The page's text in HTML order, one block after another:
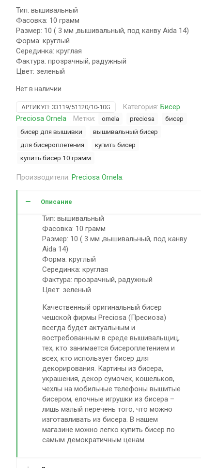
составляла
14.00 грн..
Тип: вышивальный
Фасовка: 10 грамм
Размер: 10 ( 3 мм ,вышивальный, под канву Aida 14)
Форма: круглый
Серединка: круглая
Фактура: прозрачный, радужный
Цвет: зеленый
Нет в наличии
АРТИКУЛ: 33119/51120/10-10G Категория: Бисер
Preciosa Ornela
Метки: ornela preciosa
бисер
бисер для вышивки
вышивальный бисер
для бисероплетения
купить бисер
купить бисер 10 грамм
Производители: Preciosa Ornela.
Описание
Тип: вышивальный
Фасовка: 10 грамм
Размер: 10 ( 3 мм ,вышивальный, под канву
Aida 14)
Форма: круглый
Серединка: круглая
Фактура: прозрачный, радужный
Цвет: зеленый
Качественный оригинальный бисер
чешской фирмы Preciosa (Пресиоза)
всегда будет актуальным и
востребованным в среде вышивальщиц,
тех, кто занимается бисероплетением и
всех, кто использует бисер для
декорирования. Картины из бисера,
украшения, декор сумочек, кошельков,
чехлы на мобильные телефоны вышитые
бисером, елочные игрушки из бисера –
лишь малый перечень того, что можно
изготавливать из бисера. В нашем
магазине можно легко купить бисер по
самым демократичным ценам.